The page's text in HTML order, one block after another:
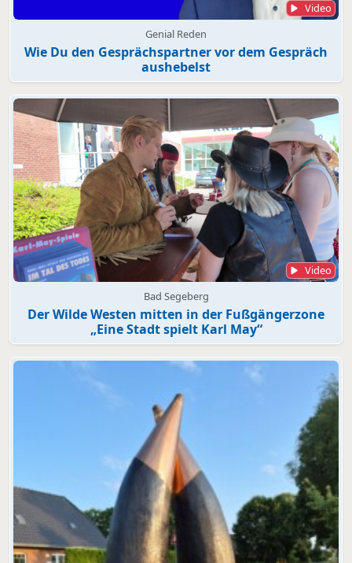
Video
Genial Reden
Wie Du den Gesprächspartner vor dem Gespräch
aushebelst
Video
Bad Segeberg
Der Wilde Westen mitten in der Fußgängerzone
„Eine Stadt spielt Karl May“